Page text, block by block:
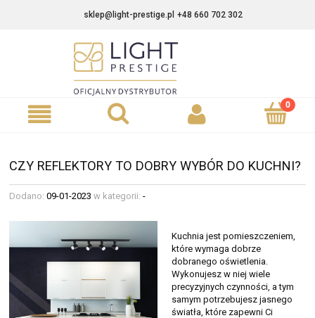
sklep@light-prestige.pl +48 660 702 302
CZY REFLEKTORY TO DOBRY WYBÓR DO KUCHNI?
Dodano: 09-01-2023 w kategorii: -
Kuchnia jest pomieszczeniem,
które wymaga dobrze
dobranego oświetlenia.
Wykonujesz w niej wiele
precyzyjnych czynności, a tym
samym potrzebujesz jasnego
światła, które zapewni Ci